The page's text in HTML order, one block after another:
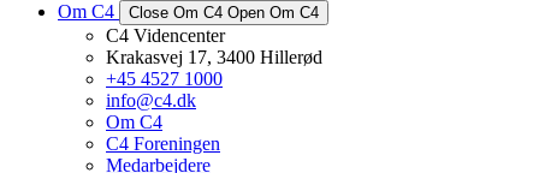
Om C4
Close Om C4 Open Om C4
C4 Videncenter
Krakasvej 17, 3400 Hillerød
+45 4527 1000
info@c4.dk
Om C4
C4 Foreningen
Medarbejdere